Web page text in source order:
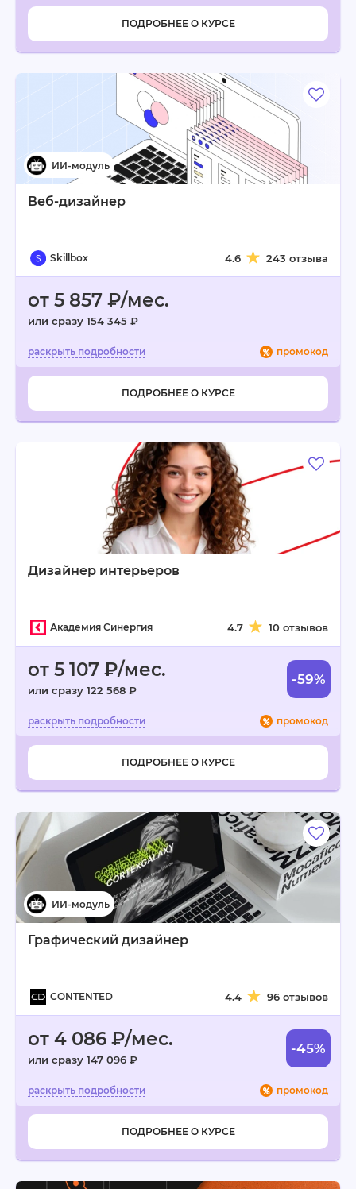
ПОДРОБНЕЕ О КУРСЕ
Веб-дизайнер
Skillbox 4.6 243 отзыва
от 5 857 ₽/мес.
или сразу 154 345 ₽
промокод
ПОДРОБНЕЕ О КУРСЕ
Дизайнер интерьеров
Академия Синергия 4.7 10 отзывов
от 5 107 ₽/мес.
или сразу 122 568 ₽
-59%
промокод
ПОДРОБНЕЕ О КУРСЕ
Графический дизайнер
CONTENTED 4.4 96 отзывов
от 4 086 ₽/мес.
или сразу 147 096 ₽
-45%
промокод
ПОДРОБНЕЕ О КУРСЕ